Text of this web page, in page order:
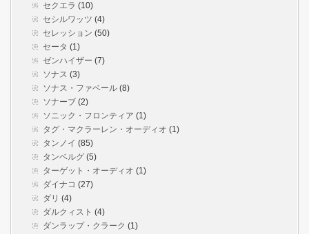
セクエラ (10)
セシルワッツ (4)
セレッション (50)
セータ (1)
ゼンハイザー (7)
ソナス (3)
ソナス・ファベール (8)
ソナーブ (2)
ソニック・フロンティア (1)
タグ・マクラーレン・オーディオ (1)
タンノイ (85)
タンベルグ (5)
ターゲット・オーディオ (1)
ダイナコ (27)
ダリ (4)
ダルクィスト (4)
ダンラップ・クラーク (1)